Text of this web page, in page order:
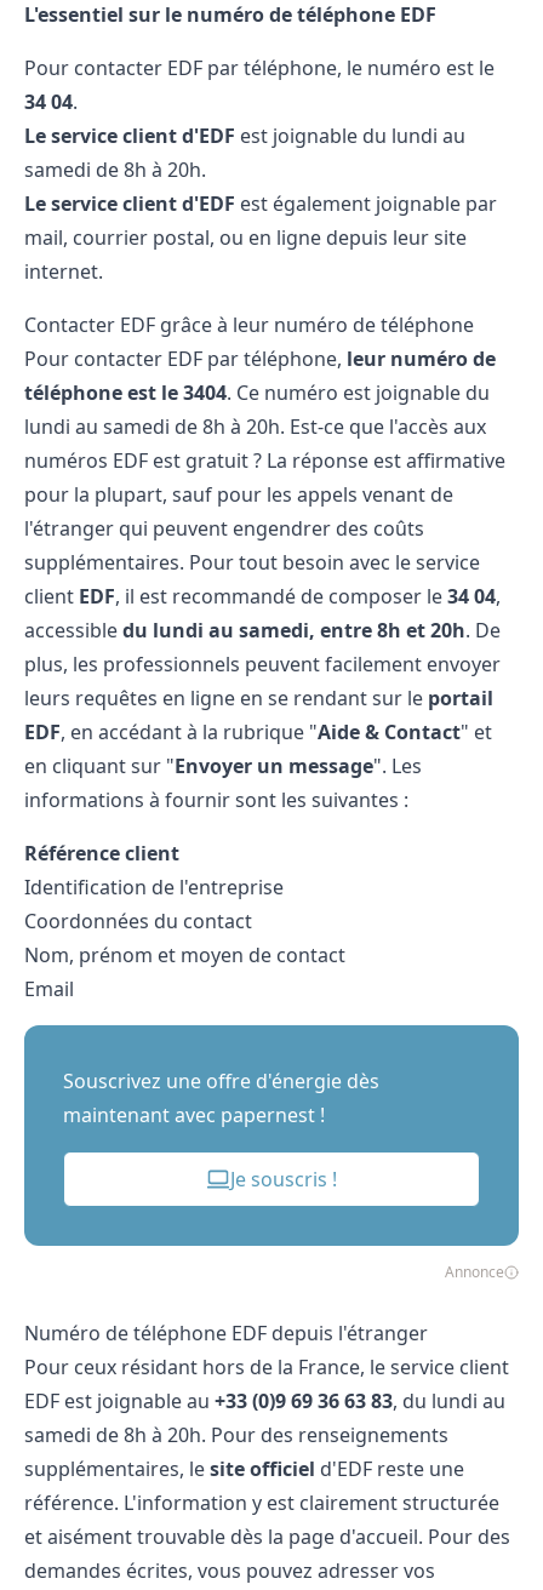
L'essentiel sur le numéro de téléphone EDF
Pour contacter EDF par téléphone, le numéro est le
34 04.
Le service client d'EDF est joignable du lundi au
samedi de 8h à 20h.
Le service client d'EDF est également joignable par
mail, courrier postal, ou en ligne depuis leur site
internet.
Contacter EDF grâce à leur numéro de téléphone
Pour contacter EDF par téléphone, leur numéro de
téléphone est le 3404. Ce numéro est joignable du
lundi au samedi de 8h à 20h. Est-ce que l'accès aux
numéros EDF est gratuit ? La réponse est affirmative
pour la plupart, sauf pour les appels venant de
l'étranger qui peuvent engendrer des coûts
supplémentaires. Pour tout besoin avec le service
client EDF, il est recommandé de composer le34 04,
accessibledu lundi au samedi, entre 8h et 20h. De
plus, les professionnels peuvent facilement envoyer
leurs requêtes en ligne en se rendant sur le portail
EDF, en accédant à la rubrique "Aide & Contact" et
en cliquant sur "Envoyer un message". Les
informations à fournir sont les suivantes :
Référence client
Identification de l'entreprise
Coordonnées du contact
Nom, prénom et moyen de contact
Email
Souscrivez une offre d'énergie dès
maintenant avec papernest !
Je souscris !
Annonce
Numéro de téléphone EDF depuis l'étranger
Pour ceux résidant hors de la France, le service client
EDF est joignable au +33 (0)9 69 36 63 83, du lundi au
samedi de 8h à 20h. Pour des renseignements
supplémentaires, lesite officiel d'EDF reste une
référence. L'information y est clairement structurée
et aisément trouvable dès la page d'accueil. Pour des
demandes écrites, vous pouvez adresser vos